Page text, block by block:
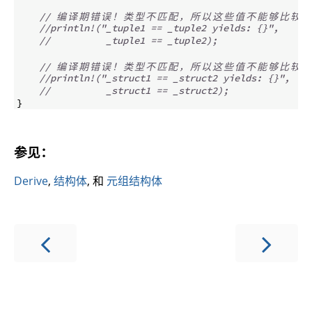
// 编 译期 错 误 ！ 类型不匹配 ， 所 以这些 值不能 够比较
//println!("_tuple1 == _tuple2 yields: {}",
//          _tuple1 == _tuple2);
// 编 译期 错 误 ！ 类型不匹配 ， 所 以这些 值不能 够比较
//println!("_struct1 == _struct2 yields: {}",
//          _struct1 == _struct2);
}
参见：
Derive, 结构体, 和 元组结构体